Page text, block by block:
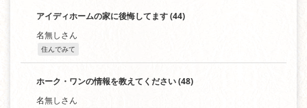
アイディホームの家に後悔してます(44)
名無しさん
住んでみて
ホーク・ワンの情報を教えてください(48)
名無しさん